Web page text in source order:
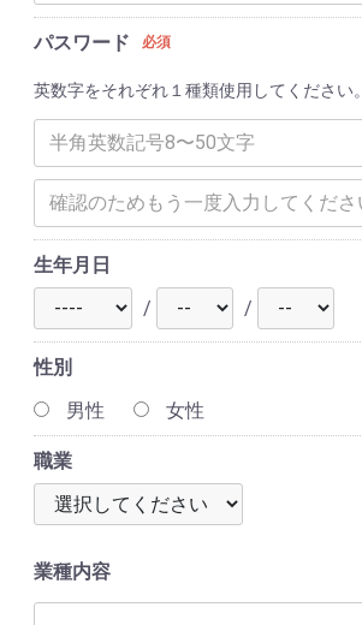
パスワード 必須
英数字をそれぞれ１種類使用してください。
生年月日
/
/
性別
男性
女性
職業
業種内容